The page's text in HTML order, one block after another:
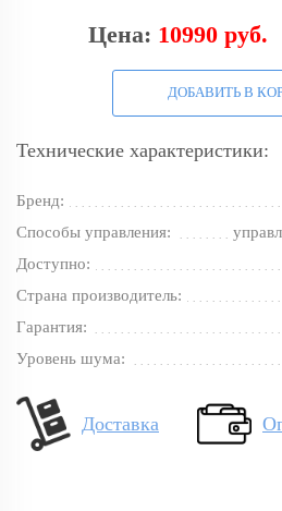
Цена: 10990 руб.
ДОБАВИТЬ В
Технические характеристики:
Бренд:
Способы управления:
Доступно:
Страна производитель:
Гарантия:
Уровень шума:
Доставка